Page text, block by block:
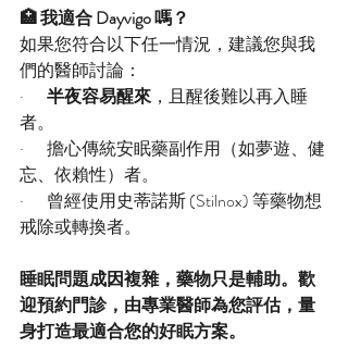
🏥 我適合 Dayvigo 嗎？
如果您符合以下任一情況，建議您與我
們的醫師討論：
· 半夜容易醒來 ，且醒後難以再入睡
者。
·       擔心傳統安眠藥副作用（如夢遊、健
忘、依賴性）者。
·       曾經使用史蒂諾斯 (Stilnox) 等藥物想
戒除或轉換者。
睡眠問題成因複雜，藥物只是輔助。歡
迎預約門診，由專業醫師為您評估，量
身打造最適合您的好眠方案。